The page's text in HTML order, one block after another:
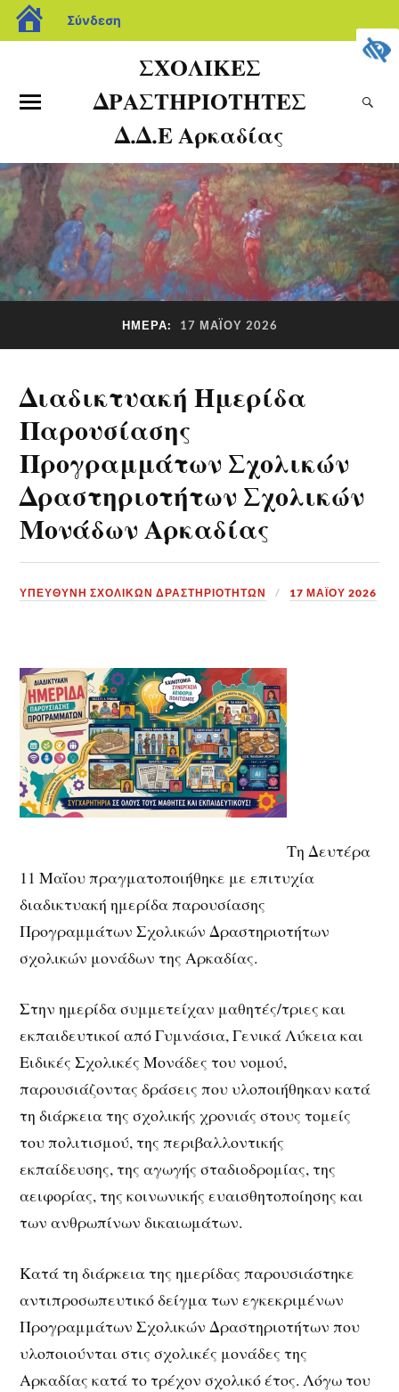
Σύνδεση
ΣΧΟΛΙΚΕΣ
ΔΡΑΣΤΗΡΙΟΤΗΤΕΣ
Δ.Δ.Ε Αρκαδίας
ΗΜΈΡΑ: 17 ΜΑΪ́ΟΥ 2026
Διαδικτυακή Ημερίδα
Παρουσίασης
Προγραμμάτων Σχολικών
Δραστηριοτήτων Σχολικών
Μονάδων Αρκαδίας
ΥΠΕΎΘΥΝΗ ΣΧΟΛΙΚΏΝ ΔΡΑΣΤΗΡΙΟΤΉΤΩΝ 17 ΜΑΪ́ΟΥ 2026
Τη Δευτέρα
11 Μαΐου πραγματοποιήθηκε με επιτυχία
διαδικτυακή ημερίδα παρουσίασης
Προγραμμάτων Σχολικών Δραστηριοτήτων
σχολικών μονάδων της Αρκαδίας.
Στην ημερίδα συμμετείχαν μαθητές/τριες και
εκπαιδευτικοί από Γυμνάσια, Γενικά Λύκεια και
Ειδικές Σχολικές Μονάδες του νομού,
παρουσιάζοντας δράσεις που υλοποιήθηκαν κατά
τη διάρκεια της σχολικής χρονιάς στους τομείς
του πολιτισμού, της περιβαλλοντικής
εκπαίδευσης, της αγωγής σταδιοδρομίας, της
αειφορίας, της κοινωνικής ευαισθητοποίησης και
των ανθρωπίνων δικαιωμάτων.
Κατά τη διάρκεια της ημερίδας παρουσιάστηκε
αντιπροσωπευτικό δείγμα των εγκεκριμένων
Προγραμμάτων Σχολικών Δραστηριοτήτων που
υλοποιούνται στις σχολικές μονάδες της
Αρκαδίας κατά το τρέχον σχολικό έτος. Λόγω του